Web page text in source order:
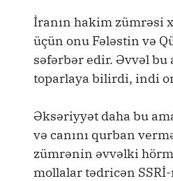
İranın hakim zümrəsi
üçün onu Fələstin və
səfərbər edir. Əvvəl
toparlaya bilirdi, indi
Əksəriyyət daha bu
və canını qurban
zümrənin əvvəlki
mollalar tədricən